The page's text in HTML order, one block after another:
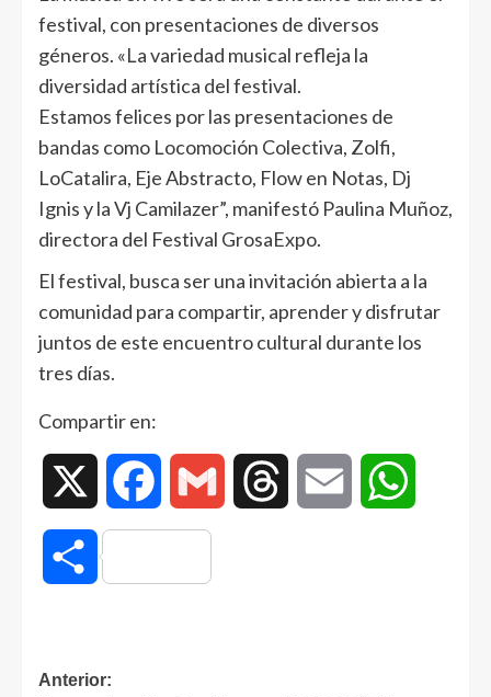
festival, con presentaciones de diversos
géneros. «La variedad musical refleja la
diversidad artística del festival.
Estamos felices por las presentaciones de
bandas como Locomoción Colectiva, Zolfi,
LoCatalira, Eje Abstracto, Flow en Notas, Dj
Ignis y la Vj Camilazer”, manifestó Paulina Muñoz,
directora del Festival GrosaExpo.
El festival, busca ser una invitación abierta a la
comunidad para compartir, aprender y disfrutar
juntos de este encuentro cultural durante los
tres días.
Compartir en:
Facebook Gmail Threads Email
Compartir
Anterior: